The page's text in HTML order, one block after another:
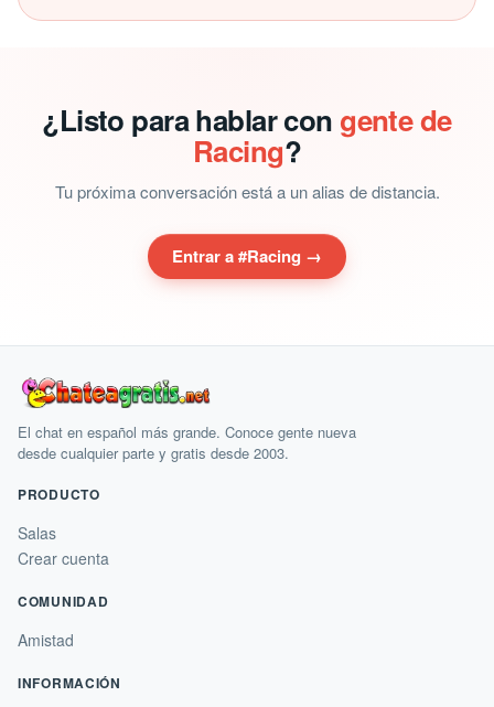
¿Listo para hablar con gente de
Racing?
Tu próxima conversación está a un alias de distancia.
Entrar a #Racing →
El chat en español más grande. Conoce gente nueva
desde cualquier parte y gratis desde 2003.
PRODUCTO
Salas
Crear cuenta
COMUNIDAD
Amistad
INFORMACIÓN